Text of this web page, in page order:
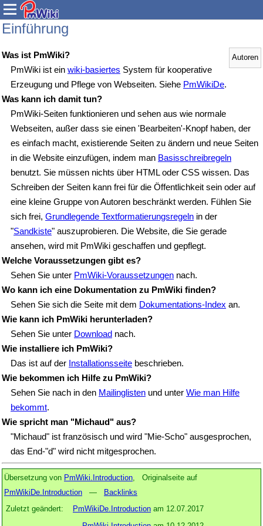
Einführung
Autoren
Was ist PmWiki?
PmWiki ist ein wiki-basiertes System für kooperative
Erzeugung und Pflege von Webseiten. Siehe PmWikiDe.
Was kann ich damit tun?
PmWiki-Seiten funktionieren und sehen aus wie normale
Webseiten, außer dass sie einen 'Bearbeiten'-Knopf haben, der
es einfach macht, existierende Seiten zu ändern und neue Seiten
in die Website einzufügen, indem man Basisschreibregeln
benutzt. Sie müssen nichts über HTML oder CSS wissen. Das
Schreiben der Seiten kann frei für die Öffentlichkeit sein oder auf
eine kleine Gruppe von Autoren beschränkt werden. Fühlen Sie
sich frei, Grundlegende Textformatierungsregeln in der
"Sandkiste" auszuprobieren. Die Website, die Sie gerade
ansehen, wird mit PmWiki geschaffen und gepflegt.
Welche Voraussetzungen gibt es?
Sehen Sie unter PmWiki-Voraussetzungen nach.
Wo kann ich eine Dokumentation zu PmWiki finden?
Sehen Sie sich die Seite mit dem Dokumentations-Index an.
Wie kann ich PmWiki herunterladen?
Sehen Sie unter Download nach.
Wie installiere ich PmWiki?
Das ist auf der Installationsseite beschrieben.
Wie bekommen ich Hilfe zu PmWiki?
Sehen Sie nach in den Mailinglisten und unter Wie man Hilfe
bekommt.
Wie spricht man "Michaud" aus?
"Michaud" ist französisch und wird "Mie-Scho" ausgesprochen,
das End-"d" wird nicht mitgesprochen.
Übersetzung von PmWiki.Introduction, Originalseite auf
PmWikiDe.Introduction —
Backlinks
Zuletzt geändert:
PmWikiDe.Introduction am 12.07.2017